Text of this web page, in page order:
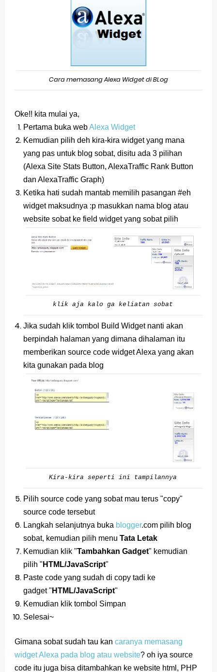
Fungsinya (BUPENA Halaman 3-5)
Latihan Tema 1 Subtema 1 Kelas 5
Soal dan Kunci Jawaban PAT Bahasa Indonesia
Soal dan Jawaban PLBJ Kelas 1 (Keamanan
Pengguna Jalan Raya)
Soal dan Jawaban Matematika (ESPS) Kelas 4
Halaman 146
Belajar Dari Rumah Kelas 1 (Selasa, 25 Mei 2021)
Jawaban BUPENA 4D Kelas 4 Halaman 140
Jawaban BUPENA 4D Kelas 4 Halaman 110
Jawaban ESPS (Matematika) Kelas 4 Halaman 171
Jawaban ESPS (Matematika) Kelas 4 Halaman 169
Belajar Dari Rumah Kelas 4 (Selasa, 25 Mei 2021)
Ulangan Harian PKn Kelas 7 Semester 2
Kunci Jawaban IPS Halaman 4 Kelas 8 Semester 1
Cara memasang Alexa Widget di BLog
Oke!! kita mulai ya,
Pertama buka webAlexa Widget
Kemudian pilih deh kira-kira widget yang mana
yang pas untuk blog sobat, disitu ada 3 pilihan
(Alexa Site Stats Button, AlexaTraffic Rank Button
dan AlexaTraffic Graph)
Ketika hati sudah mantab memilih pasangan #eh
widget maksudnya :p masukkan nama blog atau
website sobat ke field widget yang sobat pilih
klik aja kalo ga keliatan sobat
Jika sudah klik tombol Build Widget nanti akan
berpindah halaman yang dimana dihalaman itu
memberikan source code widget Alexa yang akan
kita gunakan pada blog
Kira-kira seperti ini tampilannya
Pilih source code yang sobat mau terus "copy"
source code tersebut
Langkah selanjutnya buka blogger.com pilih blog
sobat, kemudian pilih menuTata Letak
Kemudian klik "Tambahkan Gadget" kemudian
pilih " HTML/JavaScript"
Paste code yang sudah di copy tadi ke
gadget" HTML/JavaScript"
Kemudian klik tombol Simpan
Selesai~
Gimana sobat sudah tau kan caranya memasang
widget Alexa pada blog atau website? oh iya source
code itu juga bisa ditambahkan ke website html, PHP